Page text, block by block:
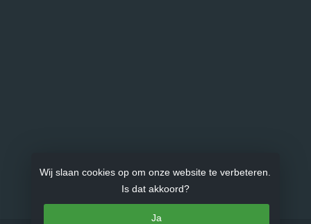
Wij slaan cookies op om onze website te verbeteren.
Is dat akkoord?
Ja